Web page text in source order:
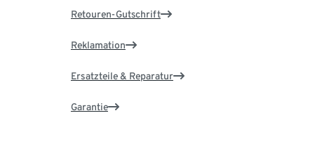
Retouren-Gutschrift
Reklamation
Ersatzteile & Reparatur
Garantie